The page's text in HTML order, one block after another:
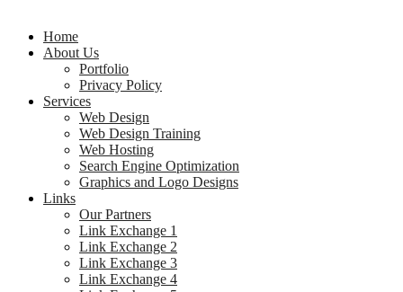
Home
About Us
Portfolio
Privacy Policy
Services
Web Design
Web Design Training
Web Hosting
Search Engine Optimization
Graphics and Logo Designs
Links
Our Partners
Link Exchange 1
Link Exchange 2
Link Exchange 3
Link Exchange 4